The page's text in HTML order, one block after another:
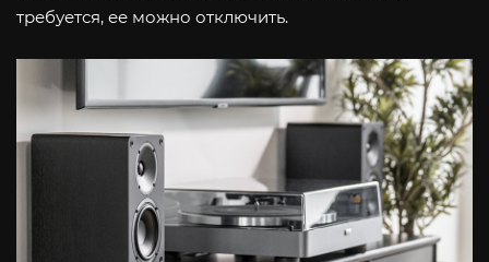
требуется, ее можно отключить.